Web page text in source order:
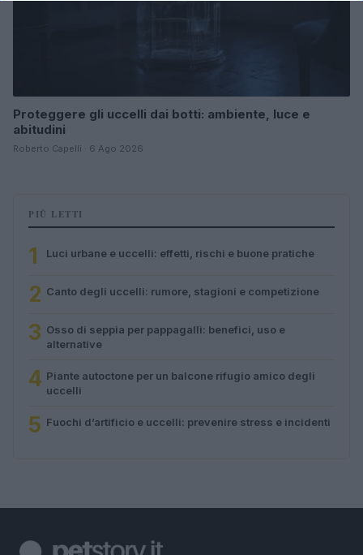
Proteggere gli uccelli dai botti: ambiente, luce e
abitudini
Roberto Capelli · 6 Ago 2026
PIÙ LETTI
1 Luci urbane e uccelli: effetti, rischi e buone pratiche
2 Canto degli uccelli: rumore, stagioni e competizione
3 Osso di seppia per pappagalli: benefici, uso e
alternative
4 Piante autoctone per un balcone rifugio amico degli
uccelli
5 Fuochi d’artificio e uccelli: prevenire stress e incidenti